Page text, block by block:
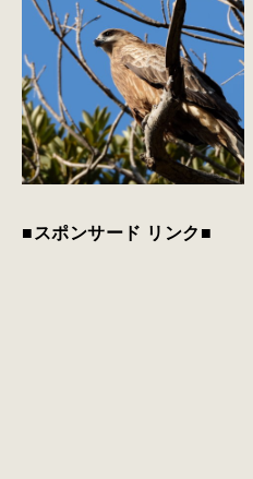
■スポンサード リンク■